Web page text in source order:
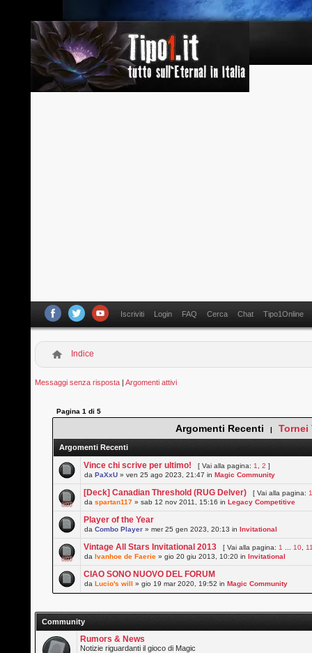
Iscriviti Login FAQ Cerca Chat Tipo1Online
Indice
Messaggi senza risposta |Argomenti attivi
Pagina1 di5
Argomenti Recenti | Tornei
Argomenti Recenti
Vince chi scrive per ultimo! [ Vai alla pagina: 1 ,2 ]
daPaXxU » ven 25 ago 2023, 21:47 inMagic Community
[Deck] Canadian Threshold (RUG Delver) [ Vai alla pagina:
daspartan117 » sab 12 nov 2011, 15:16 inLegacy Competitive
Player of the Year
daCombo Player » mer 25 gen 2023, 20:13 inInvitational
Vintage All Stars Invitational 2013 [ Vai alla pagina: 1 10
daIvanhoe de Faerie » gio 20 giu 2013, 10:20 inInvitational
CIAO SONO NUOVO DEL FORUM
daLucio's will » gio 19 mar 2020, 19:52 inMagic Community
Community
Rumors & News
Notizie riguardanti il gioco di Magic